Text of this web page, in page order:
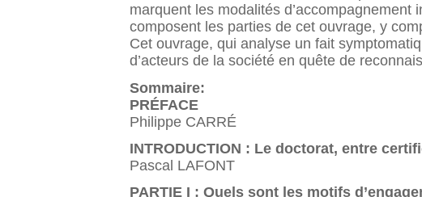
marquent les modalités d’accompagnement
composent les parties de cet ouvrage, y
Cet ouvrage, qui analyse un fait
d’acteurs de la société en quête de
Sommaire:
PRÉFACE
Philippe CARRÉ
INTRODUCTION : Le doctorat, entre
Pascal LAFONT
PARTIE I : Quels sont les motifs